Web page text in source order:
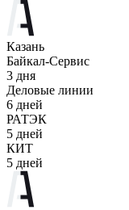
Казань
Байкал-Сервис
3 дня
Деловые линии
6 дней
РАТЭК
5 дней
КИТ
5 дней